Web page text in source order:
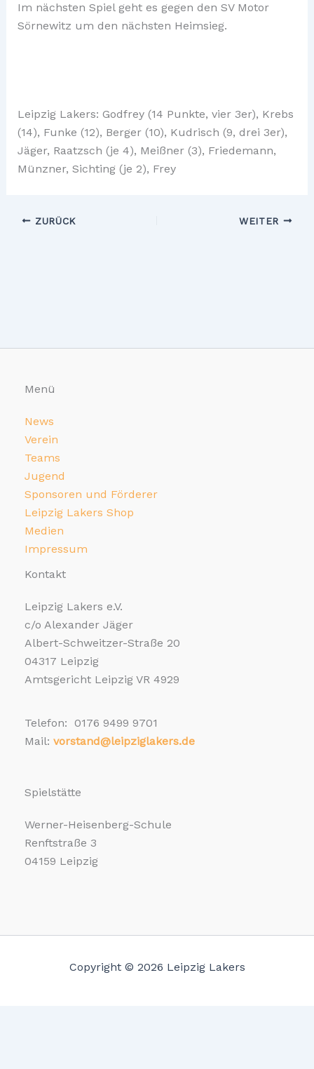
Im nächsten Spiel geht es gegen den SV Motor
Sörnewitz um den nächsten Heimsieg.
Leipzig Lakers: Godfrey (14 Punkte, vier 3er), Krebs
(14), Funke (12), Berger (10), Kudrisch (9, drei 3er),
Jäger, Raatzsch (je 4), Meißner (3), Friedemann,
Münzner, Sichting (je 2), Frey
ZURÜCK WEITER
Menü
News
Verein
Teams
Jugend
Sponsoren und Förderer
Leipzig Lakers Shop
Medien
Impressum
Kontakt
Leipzig Lakers e.V.
c/o Alexander Jäger
Albert-Schweitzer-Straße 20
04317 Leipzig
Amtsgericht Leipzig VR 4929
Telefon: 0176 9499 9701
Mail: vorstand@leipziglakers.de
Spielstätte
Werner-Heisenberg-Schule
Renftstraße 3
04159 Leipzig
Copyright © 2026 Leipzig Lakers